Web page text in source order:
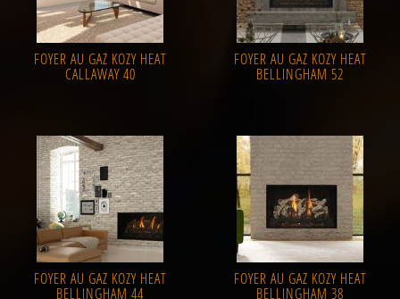
FOYER AU GAZ KOZY HEAT
CALLAWAY 40
FOYER AU GAZ KOZY HEAT
BELLINGHAM 52
FOYER AU GAZ KOZY HEAT
BELLINGHAM 44
FOYER AU GAZ KOZY HEAT
BELLINGHAM 38